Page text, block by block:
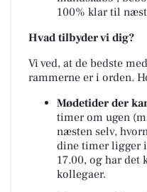
100% klar til
Hvad tilbyder vi dig?
Vi ved, at de bedste
rammerne er i orden.
Mødetider der
timer om ugen
næsten selv,
dine timer ligger
17.00, og har det
kollegaer.